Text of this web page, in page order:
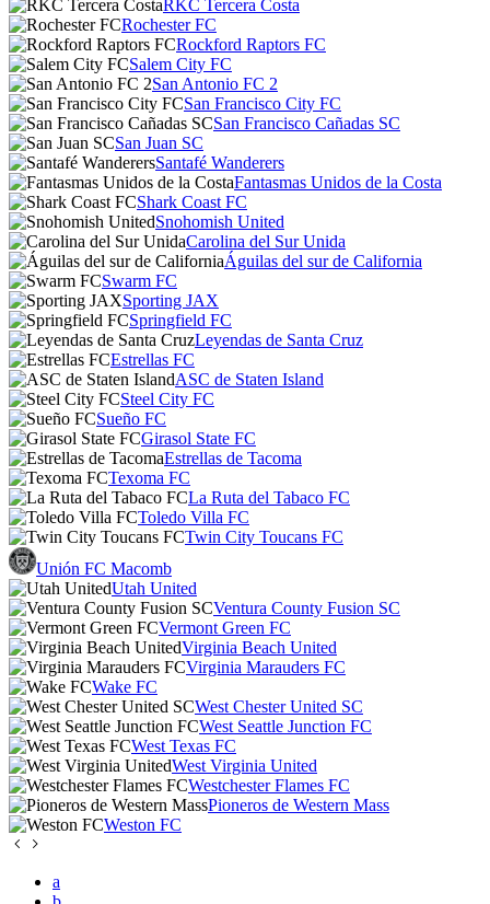
RKC Tercera Costa
Rochester FC
Rockford Raptors FC
Salem City FC
San Antonio FC 2
San Francisco City FC
San Francisco Cañadas SC
San Juan SC
Santafé Wanderers
Fantasmas Unidos de la Costa
Shark Coast FC
Snohomish United
Carolina del Sur Unida
Águilas del sur de California
Swarm FC
Sporting JAX
Springfield FC
Leyendas de Santa Cruz
Estrellas FC
ASC de Staten Island
Steel City FC
Sueño FC
Girasol State FC
Estrellas de Tacoma
Texoma FC
La Ruta del Tabaco FC
Toledo Villa FC
Twin City Toucans FC
Unión FC Macomb
Utah United
Ventura County Fusion SC
Vermont Green FC
Virginia Beach United
Virginia Marauders FC
Wake FC
West Chester United SC
West Seattle Junction FC
West Texas FC
West Virginia United
Westchester Flames FC
Pioneros de Western Mass
Weston FC
a